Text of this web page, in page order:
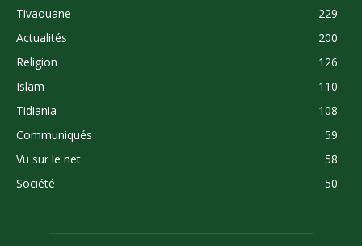
Tivaouane
229
Actualités
200
Religion
126
Islam
110
Tidiania
108
Communiqués
59
Vu sur le net
58
Société
50